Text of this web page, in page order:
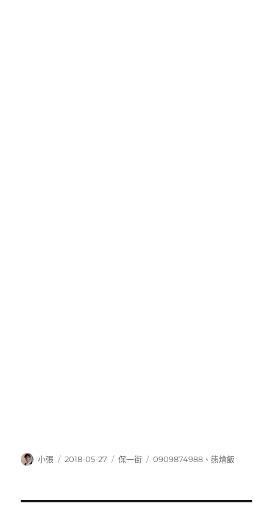
作
小張
發
2018-05-27
分
保一街
標
0909874988 、 熊燴飯